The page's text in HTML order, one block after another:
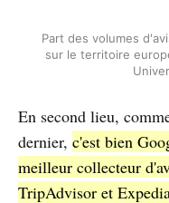
Part des volumes
sur le territoire
En second lieu,
dernier, c'est bien
meilleur collecteur
TripAdvisor et